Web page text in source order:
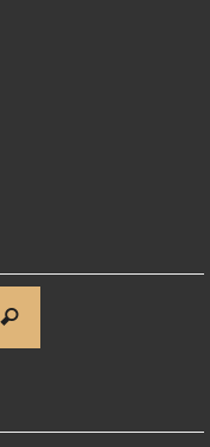
Suchen